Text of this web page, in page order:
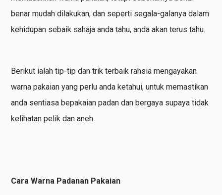
benar mudah dilakukan, dan seperti segala-galanya dalam
kehidupan sebaik sahaja anda tahu, anda akan terus tahu.
Berikut ialah tip-tip dan trik terbaik rahsia mengayakan
warna pakaian yang perlu anda ketahui, untuk memastikan
anda sentiasa bepakaian padan dan bergaya supaya tidak
kelihatan pelik dan aneh.
Cara Warna Padanan Pakaian